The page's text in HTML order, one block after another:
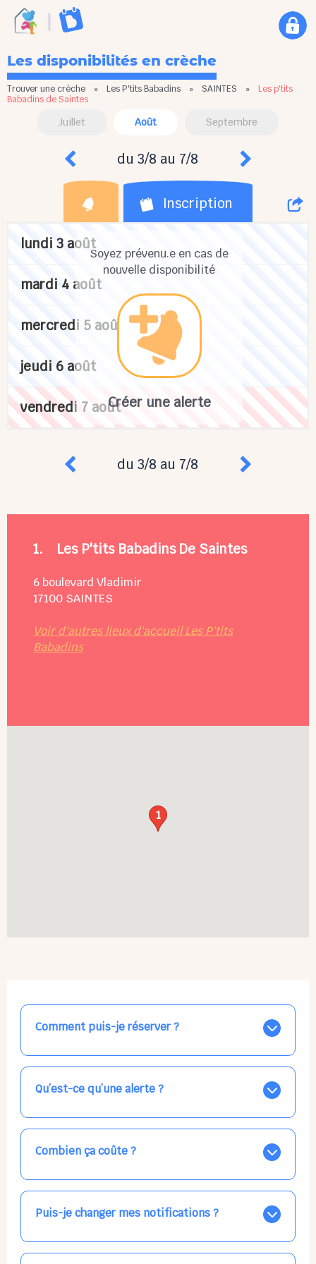
Les disponibilités en crèche
Trouver une crèche » Les P'tits Babadins » SAINTES » Les p'tits
Babadins de Saintes
Juillet Août Septembre
du 3/8 au 7/8
Inscription
Soyez prévenu.e en cas de
nouvelle disponibilité
Créer une alerte
lundi 3 août
mardi 4 août
mercredi 5 août
jeudi 6 août
vendredi 7 août
du 3/8 au 7/8
1. Les P'tits Babadins De Saintes
6 boulevard Vladimir
17100 SAINTES
Voir d'autres lieux d'accueil Les P'tits
Babadins
1
Comment puis-je réserver ?
Nos places libres au quotidien sont affichées jour par
jour dans le calendrier ci-dessus, EN BLEU. Tapez sur
celle qui vous intéresse, choisissez vos horaires, et la
confirmation est immédiate ! Vos accueils
Qu’est-ce qu’une alerte ?
Vous avez besoin d'une solution d'accueil pour une
date précise, ou pour un jour régulier dans la semaine,
mais les places disponibles EN BLEU ne correspondent
pas ? Créez une alerte ponctuelle ou récurrente, ainsi
Combien ça coûte ?
Votre accueil est normalement facturé par la direction
de la crèche, en fin de mois, selon votre taux horaire
habituel. N'hésitez pas à confirmer directement avec
l'équipe lors de la prochaine visite !
Puis-je changer mes notifications ?
Dans votre profil (bouton bleu en haut à droite), vous
pouvez choisir de recevoir les alertes et confirmations